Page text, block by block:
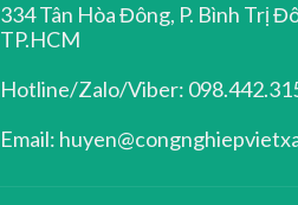
334 Tân Hòa Đông, P. Bình Trị
TP.HCM
Hotline/Zalo/Viber:
Email: